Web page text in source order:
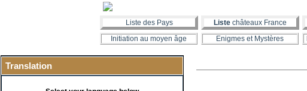
Liste des Pays Liste châteaux France
Initiation au moyen âge
Enigmes et Mystères
Translation